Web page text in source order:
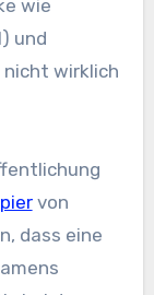
wie
und
nicht wirklich
von
dass eine